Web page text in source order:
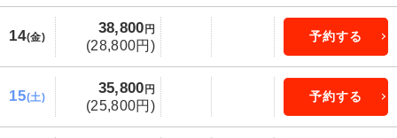
14(金)
38,800 円
(28,800円)
予約する
15(土)
35,800 円
(25,800円)
予約する